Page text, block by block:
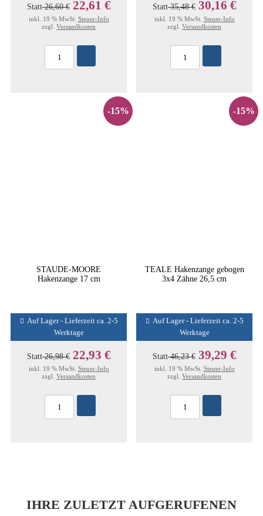
Statt26,60 € 22,61 €
inkl. 19 % MwSt. Steuer-Info
zzgl. Versandkosten
Statt35,48 € 30,16 €
inkl. 19 % MwSt. Steuer-Info
zzgl. Versandkosten
-15%
STAUDE-MOORE
Hakenzange 17 cm
Auf Lager - Lieferzeit ca. 2-5
Werktage
Statt26,98 € 22,93 €
inkl. 19 % MwSt. Steuer-Info
zzgl. Versandkosten
-15%
TEALE Hakenzange gebogen
3x4 Zähne 26,5 cm
Auf Lager - Lieferzeit ca. 2-5
Werktage
Statt46,23 € 39,29 €
inkl. 19 % MwSt. Steuer-Info
zzgl. Versandkosten
IHRE ZULETZT AUFGERUFENEN